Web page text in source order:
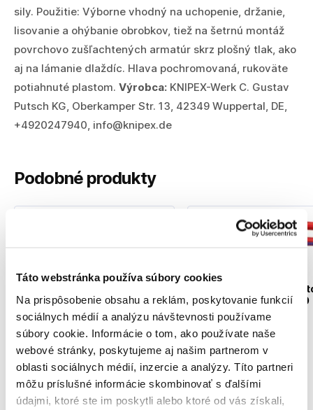
Táto webstránka používa súbory cookies
Na prispôsobenie obsahu a reklám, poskytovanie funkcií
sociálnych médií a analýzu návštevnosti používame
súbory cookie. Informácie o tom, ako používate naše
webové stránky, poskytujeme aj našim partnerom v
oblasti sociálnych médií, inzercie a analýzy. Títo partneri
môžu príslušné informácie skombinovať s ďalšími
údajmi, ktoré ste im poskytli alebo ktoré od vás získali,
sily. Použitie: Výborne vhodný na uchopenie, držanie,
lisovanie a ohýbanie obrobkov, tiež na šetrnú montáž
povrchovo zušľachtených armatúr skrz plošný tlak, ako
aj na lámanie dlaždíc. Hlava pochromovaná, rukoväte
potiahnuté plastom. Výrobca: KNIPEX-Werk C. Gustav
Putsch KG, Oberkamper Str. 13, 42349 Wuppertal, DE,
+4920247940, info@knipex.de
Podobné produkty
KNIPEX Kliešte Alligator
250mm Cr / 8806250
Knipex
56110250
KNIPEX Kliešte
250mm Cr / 8805250
Knipex
56080250